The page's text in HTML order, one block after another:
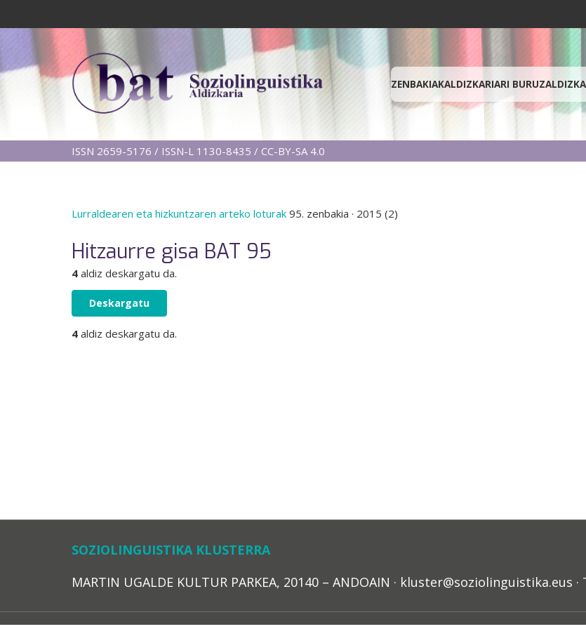
ZENBAKIAKALDIZKARIARI BURUZ
ISSN 2659-5176 / ISSN-L 1130-8435 / CC-BY-SA 4.0
Lurraldearen eta hizkuntzaren arteko loturak 95. zenbakia · 2015 (2)
Hitzaurre gisa BAT 95
4 aldiz deskargatu da.
Deskargatu
4 aldiz deskargatu da.
SOZIOLINGUISTIKA KLUSTERRA
MARTIN UGALDE KULTUR PARKEA, 20140 – ANDOAIN · kluster@soziolinguistika.eus ·